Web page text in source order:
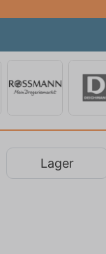
Lager